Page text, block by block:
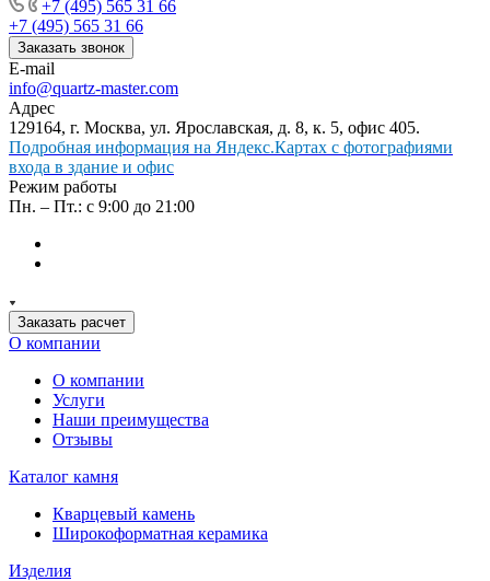
+7 (495) 565 31 66
+7 (495) 565 31 66
Заказать звонок
E-mail
info@quartz-master.com
Адрес
129164, г. Москва, ул. Ярославская, д. 8, к. 5, офис 405.
Подробная информация на Яндекс.Картах с фотографиями
входа в здание и офис
Режим работы
Пн. – Пт.: с 9:00 до 21:00
Заказать расчет
О компании
О компании
Услуги
Наши преимущества
Отзывы
Каталог камня
Кварцевый камень
Широкоформатная керамика
Изделия